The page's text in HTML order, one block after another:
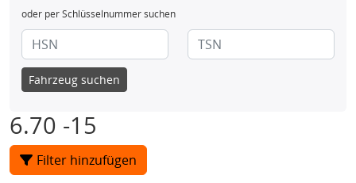
oder per Schlüsselnummer suchen
Fahrzeug suchen
6.70 -15
Filter hinzufügen